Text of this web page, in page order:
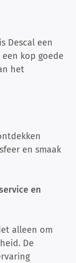
Descal een
kop goede
het
en smaak
en
alleen om
De